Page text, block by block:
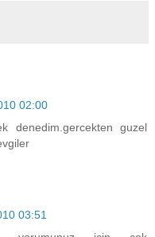
02:00
denedim.gercekten guzel
03:51